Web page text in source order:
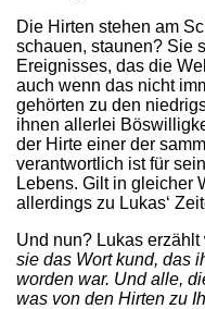
Die Hirten stehen am
schauen, staunen? Sie
Ereignisses, das die
auch wenn das nicht
gehörten zu den
ihnen allerlei
der Hirte einer der
verantwortlich ist für
Lebens. Gilt in gleicher
allerdings zu Lukas‘
Und nun? Lukas erzählt
sie das Wort kund, das
worden war. Und alle,
was von den Hirten zu